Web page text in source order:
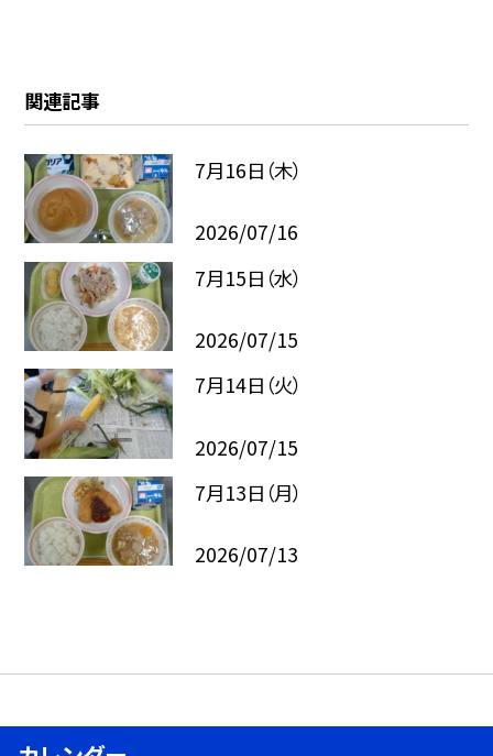
関連記事
7月16日（木）
2026/07/16
7月15日（水）
2026/07/15
7月14日（火）
2026/07/15
7月13日（月）
2026/07/13